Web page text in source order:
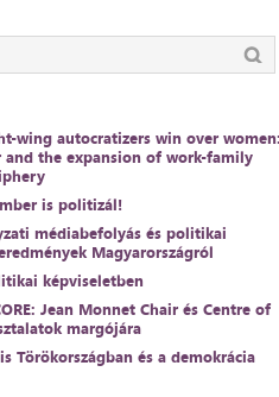
wing autocratizers win over
and the expansion of work-family
is politizál!
médiabefolyás és politikai
Magyarországról
képviseletben
Jean Monnet Chair és Centre of
margójára
Törökországban és a demokrácia